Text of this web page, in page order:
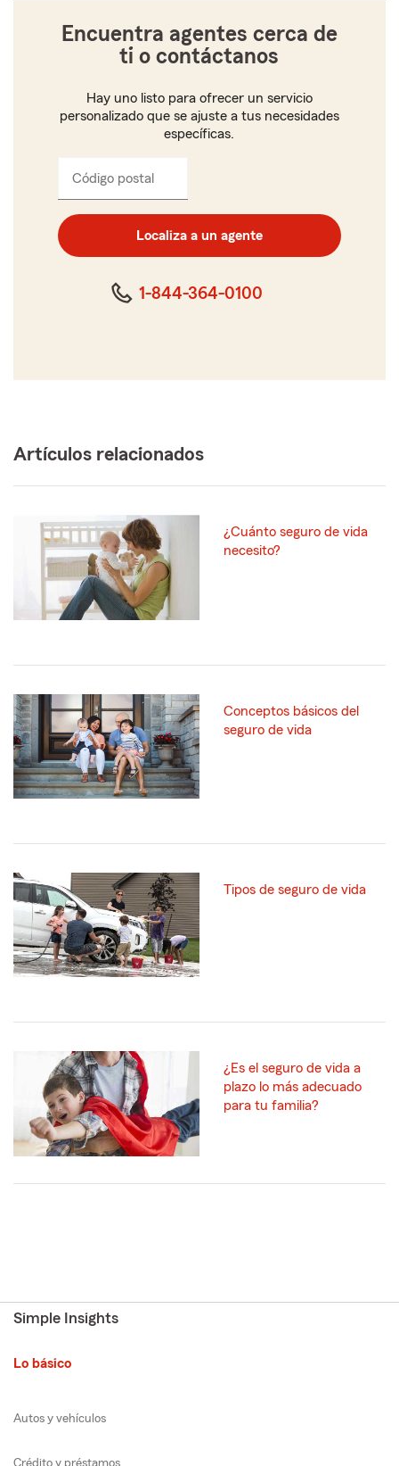
Encuentra agentes cerca de
ti o contáctanos
Hay uno listo para ofrecer un servicio
personalizado que se ajuste a tus necesidades
específicas.
Código postal
código
postal
de
cinco
Localiza a un agente
1-844-364-0100
Artículos relacionados
¿Cuánto seguro de vida
necesito?
Conceptos básicos del
seguro de vida
Tipos de seguro de vida
¿Es el seguro de vida a
plazo lo más adecuado
para tu familia?
Simple Insights
Lo básico
Autos y vehículos
Crédito y préstamos